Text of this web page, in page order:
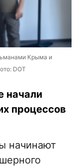
Крыма и
DOT
начали
процессов
начинают